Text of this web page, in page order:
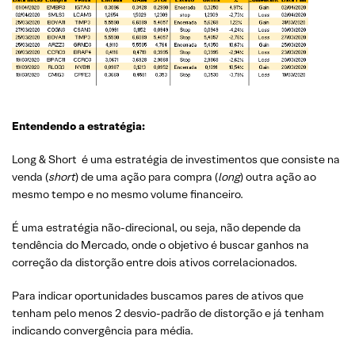
Entendendo a estratégia:
Long & Short é uma estratégia de investimentos que consiste na
venda (short) de uma ação para compra (long) outra ação ao
mesmo tempo e no mesmo volume financeiro.
É uma estratégia não-direcional, ou seja, não depende da
tendência do Mercado, onde o objetivo é buscar ganhos na
correção da distorção entre dois ativos correlacionados.
Para indicar oportunidades buscamos pares de ativos que
tenham pelo menos 2 desvio-padrão de distorção e já tenham
indicando convergência para média.